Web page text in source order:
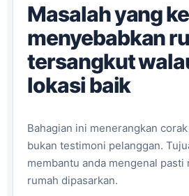
Masalah yang
menyebabkan
tersangkut
lokasi baik
Bahagian ini menerangkan
bukan testimoni pelanggan.
membantu anda mengenal
rumah dipasarkan.